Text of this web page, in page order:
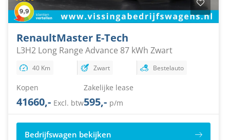
RenaultMaster E-Tech
L3H2 Long Range Advance 87 kWh Zwart
40 Km Zwart Bestelauto
Kopen
41660,- Excl. btw
Zakelijke lease
595,- p/m
Bedrijfswagen bekijken